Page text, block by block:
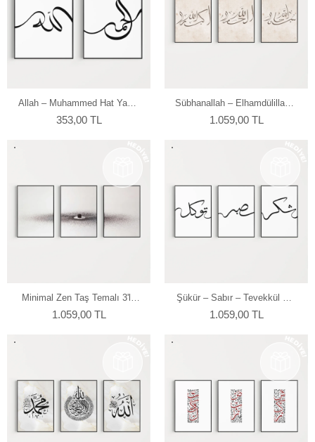
Allah – Muhammed Hat Yazılı
2'li Duvar Poster Seti
353,00 TL
Sübhanallah – Elhamdülillah –
Allahu Ekber Hat Yazılı 3'lü
Duvar Poster Seti
1.059,00 TL
Minimal Zen Taş Temalı 3'lü
Duvar Poster Seti
1.059,00 TL
Şükür – Sabır – Tevekkül Hat
Yazılı 3'lü Duvar Poster Seti
1.059,00 TL